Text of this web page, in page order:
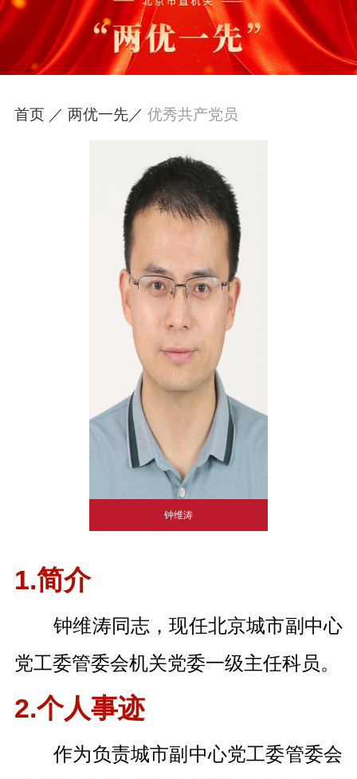
首页 ／ 两优一先／ 优秀共产党员
钟维涛
1.简介
钟维涛同志，现任北京城市副中心
党工委管委会机关党委一级主任科员。
2.个人事迹
作为负责城市副中心党工委管委会